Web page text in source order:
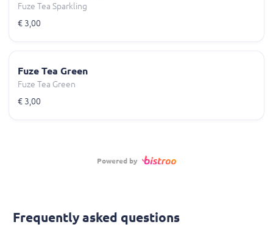
Fuze Tea Sparkling
€ 3,00
Fuze Tea Green
Fuze Tea Green
€ 3,00
Powered by
Frequently asked questions